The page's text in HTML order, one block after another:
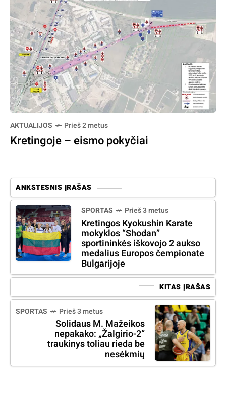
AKTUALIJOS Prieš 2 metus
Kretingoje – eismo pokyčiai
ANKSTESNIS ĮRAŠAS
SPORTAS Prieš 3 metus
Kretingos Kyokushin Karate
mokyklos “Shodan”
sportininkės iškovojo 2 aukso
medalius Europos čempionate
Bulgarijoje
KITAS ĮRAŠAS
SPORTAS Prieš 3 metus
Solidaus M. Mažeikos
nepakako: „Žalgirio-2“
traukinys toliau rieda be
nesėkmių